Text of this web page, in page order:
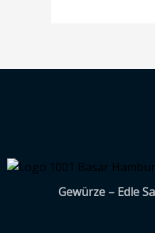
Gewürze – Edle